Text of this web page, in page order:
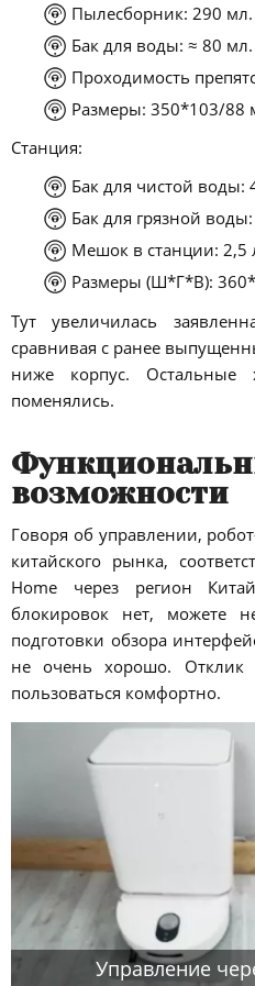
Пылесборник: 290 мл.
Бак для воды: ≈ 80 мл.
Проходимость
Размеры: 350*103/88
Станция:
Бак для чистой воды:
Бак для грязной
Мешок в станции: 2,5
Размеры (Ш*Г*В):
Тут увеличилась
сравнивая с ранее
ниже корпус. Остальные
поменялись.
возможности
Говоря об управлении,
китайского рынка,
Home через регион
блокировок нет, можете
подготовки обзора
не очень хорошо. Отклик
пользоваться комфортно.
Управление